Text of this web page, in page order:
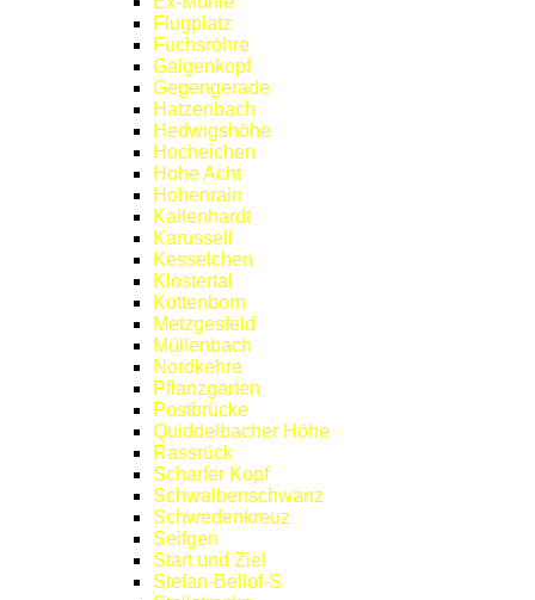
Flugplatz
Fuchsröhre
Galgenkopf
Gegengerade
Hatzenbach
Hedwigshöhe
Hocheichen
Hohe Acht
Hohenrain
Kallenhardt
Karussell
Kesselchen
Klostertal
Kottenborn
Metzgesfeld
Müllenbach
Nordkehre
Pflanzgarten
Postbrücke
Quiddelbacher Höhe
Rassrück
Scharfer Kopf
Schwalbenschwanz
Schwedenkreuz
Seifgen
Start und Ziel
Stefan-Bellof-S